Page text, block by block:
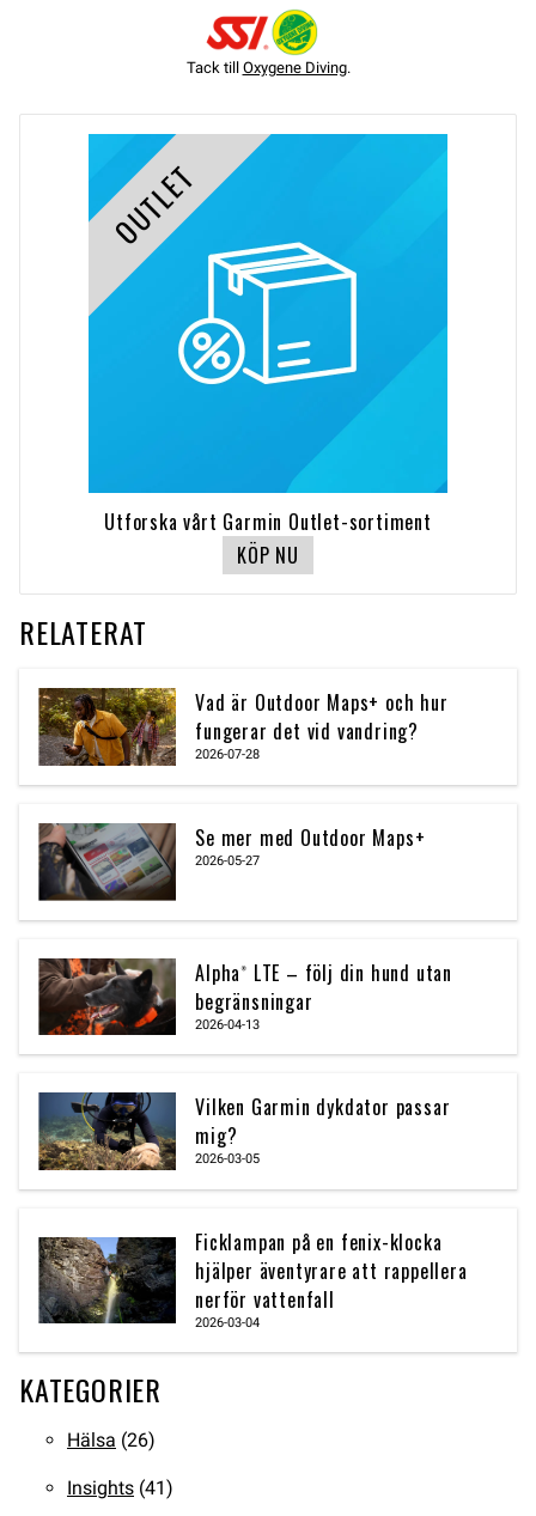
Tack till Oxygene Diving.
OUTLET
Utforska vårt Garmin Outlet-sortiment
KÖP NU
RELATERAT
Vad är Outdoor Maps+ och hur
fungerar det vid vandring?
2026-07-28
Se mer med Outdoor Maps+
2026-05-27
Alpha® LTE – följ din hund utan
begränsningar
2026-04-13
Vilken Garmin dykdator passar
mig?
2026-03-05
Ficklampan på en fenix-klocka
hjälper äventyrare att rappellera
nerför vattenfall
2026-03-04
KATEGORIER
Hälsa (26)
Insights (41)